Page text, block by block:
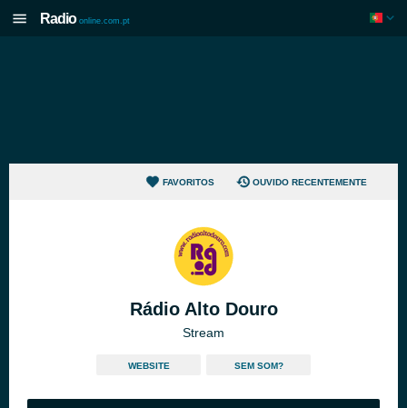
Radio online.com.pt
FAVORITOS OUVIDO RECENTEMENTE
Rádio Alto Douro
Stream
WEBSITE SEM SOM?